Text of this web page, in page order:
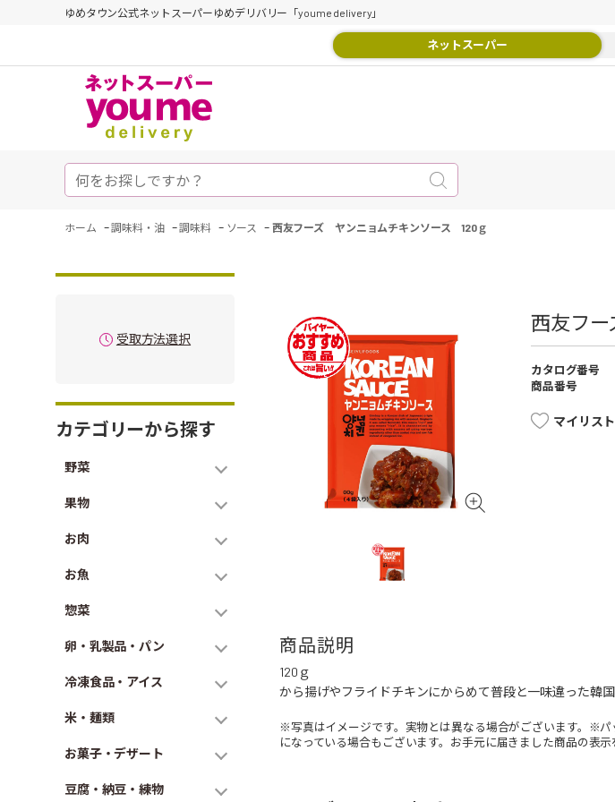
ゆめタウン公式ネットスーパーゆめデリバリー「youme delivery」
ネットスーパー
ホーム -調味料・油 -調味料 - ソース - 西友フーズ ヤンニョムチキンソース 120ｇ
受取方法選択
カテゴリーから探す
野菜
果物
お肉
お魚
惣菜
卵・乳製品・パン
冷凍食品・アイス
米・麺類
お菓子・デザート
豆腐・納豆・練物
西友フ
カタログ番号
商品番号
マイリス
商品説明
120ｇ
から揚げやフライドチキンにからめて普段と一味違った韓
※写真はイメージです。実物とは異なる場合がございます。※
になっている場合もございます。お手元に届きました商品の表